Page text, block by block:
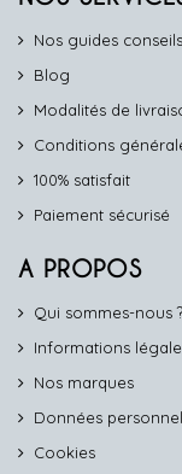
Nos guides
Blog
Modalités de
Conditions
100% satisfait
Paiement sécurisé
A PROPOS
Qui sommes-nous ?
Informations
Nos marques
Données
Cookies